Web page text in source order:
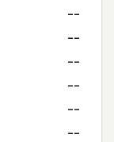
--
--
--
--
--
--